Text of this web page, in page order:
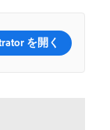
を開く